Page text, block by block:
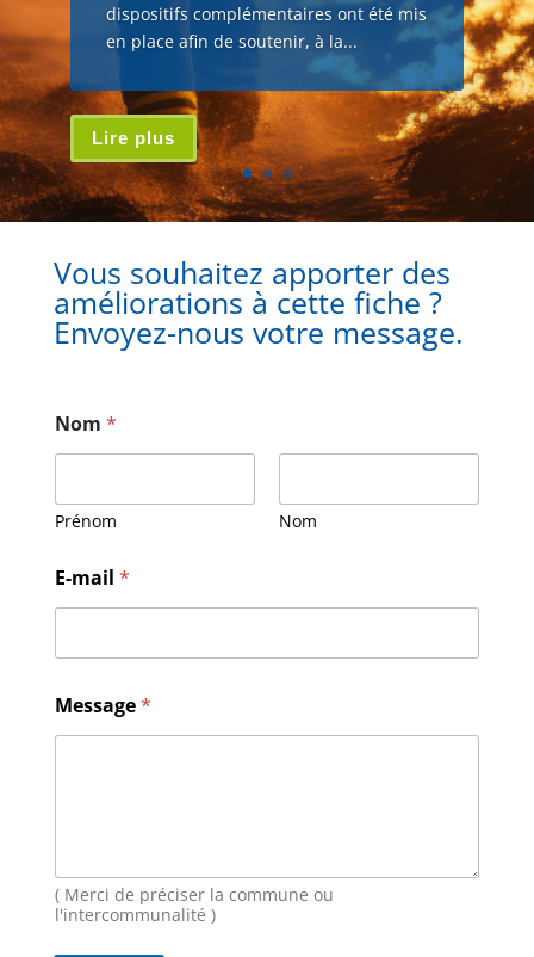
dispositifs complémentaires ont été mis
en place afin de soutenir, à la...
Lire plus
Vous souhaitez apporter des
améliorations à cette fiche ?
Envoyez-nous votre message.
Nom *
Prénom Nom
E-mail *
e
s
m
E
Message*
( Merci de préciser la commune ou
l'intercommunalité )